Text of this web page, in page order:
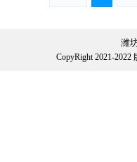
潍
CopyRight 2021-2022